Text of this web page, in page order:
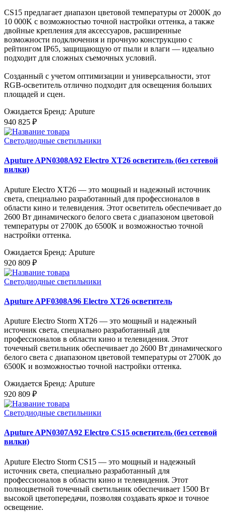
CS15 предлагает диапазон цветовой температуры от 2000K до
10 000K с возможностью точной настройки оттенка, а также
двойные крепления для аксессуаров, расширенные
возможности подключения и прочную конструкцию с
рейтингом IP65, защищающую от пыли и влаги — идеально
подходит для сложных съемочных условий.
Созданный с учетом оптимизации и универсальности, этот
RGB-осветитель отлично подходит для освещения больших
площадей и сцен.
Ожидается Бренд: Aputure
940 825 ₽
Светодиодные светильники
Aputure APN0308A92 Electro XT26 осветитель (без сетевой
вилки)
Aputure Electro XT26 — это мощный и надежный источник
света, специально разработанный для профессионалов в
области кино и телевидения. Этот осветитель обеспечивает до
2600 Вт динамического белого света с диапазоном цветовой
температуры от 2700K до 6500K и возможностью точной
настройки оттенка.
Ожидается Бренд: Aputure
920 809 ₽
Светодиодные светильники
Aputure APF0308A96 Electro XT26 осветитель
Aputure Electro Storm XT26 — это мощный и надежный
источник света, специально разработанный для
профессионалов в области кино и телевидения. Этот
точечный светильник обеспечивает до 2600 Вт динамического
белого света с диапазоном цветовой температуры от 2700K до
6500K и возможностью точной настройки оттенка.
Ожидается Бренд: Aputure
920 809 ₽
Светодиодные светильники
Aputure APN0307A92 Electro CS15 осветитель (без сетевой
вилки)
Aputure Electro Storm CS15 — это мощный и надежный
источник света, специально разработанный для
профессионалов в области кино и телевидения. Этот
полноцветной точечный светильник обеспечивает 1500 Вт
высокой цветопередачи, позволяя создавать яркое и точное
освещение.